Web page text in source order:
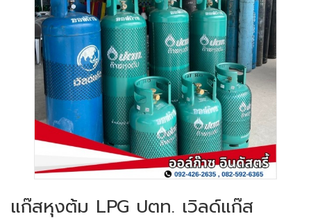
แก๊สหุงต้ม LPG ปตท. เวิลด์แก๊ส